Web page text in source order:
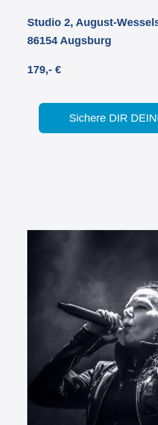
Studio 2, August-
86154 Augsburg
179,- €
Sichere DIR